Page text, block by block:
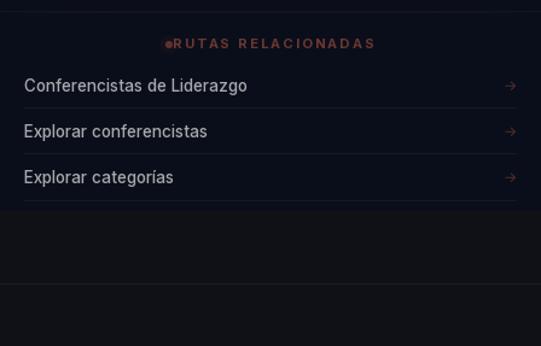
RUTAS RELACIONADAS
Conferencistas de Liderazgo →
Explorar conferencistas →
Explorar categorías →